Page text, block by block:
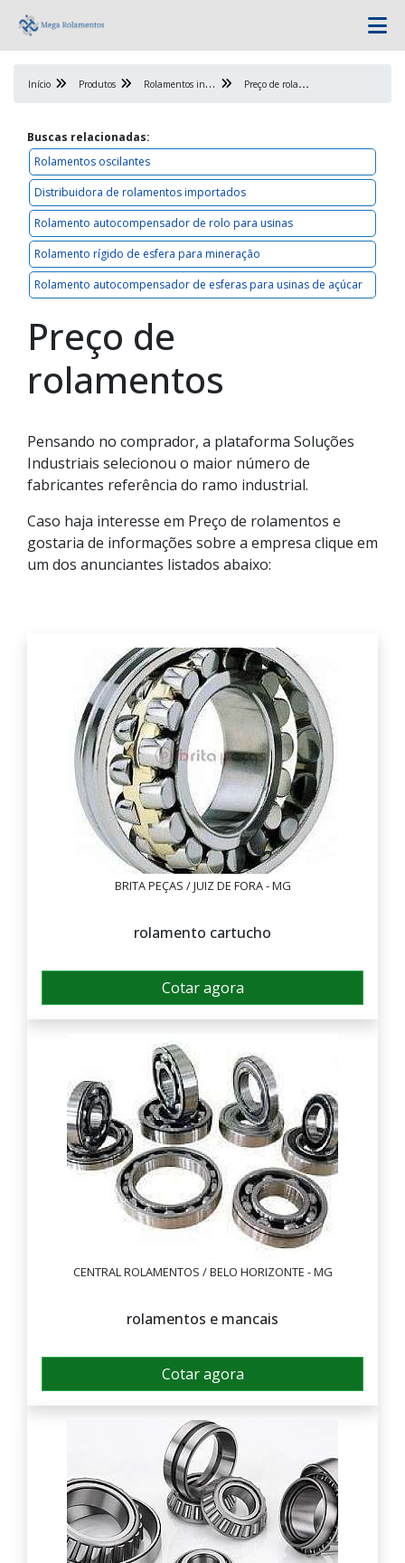
Início Produtos R
olamentos industriais P
reço de rolamentos
Buscas relacionadas:
Rolamentos oscilantes
Distribuidora de rolamentos importados
Rolamento autocompensador de rolo para usinas
Rolamento rígido de esfera para mineração
Rolamento autocompensador de esferas para usinas de açúcar
Preço de
rolamentos
Pensando no comprador, a plataforma Soluções
Industriais selecionou o maior número de
fabricantes referência do ramo industrial.
Caso haja interesse em Preço de rolamentos e
gostaria de informações sobre a empresa clique em
um dos anunciantes listados abaixo:
BRITA PEÇAS / JUIZ DE FORA - MG
rolamento cartucho
Cotar agora
CENTRAL ROLAMENTOS / BELO HORIZONTE - MG
rolamentos e mancais
Cotar agora